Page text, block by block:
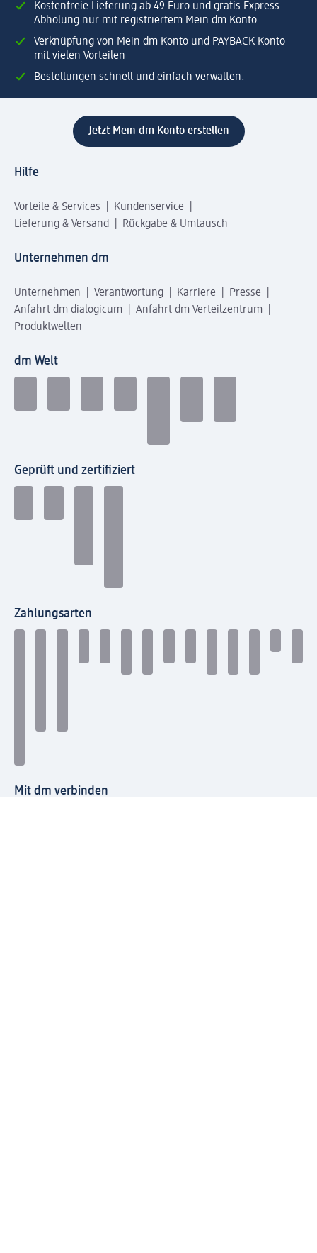
Kostenfreie Lieferung ab 49 Euro und gratis Express-
Abholung nur mit registriertem Mein dm Konto
Verknüpfung von Mein dm Konto und PAYBACK Konto
mit vielen Vorteilen
Bestellungen schnell und einfach verwalten.
Jetzt Mein dm Konto erstellen
Hilfe
Vorteile & Services
Kundenservice
Lieferung & Versand
Rückgabe & Umtausch
Unternehmen dm
Unternehmen Verantwortung Karriere
Presse
Anfahrt dm dialogicum
Anfahrt dm Verteilzentrum
Produktwelten
dm Welt
Geprüft und zertifiziert
Zahlungsarten
Mit dm verbinden